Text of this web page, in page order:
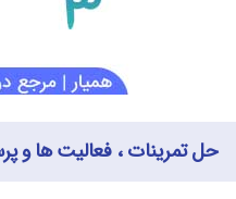
حل تمرینات ، فعالیت ها و